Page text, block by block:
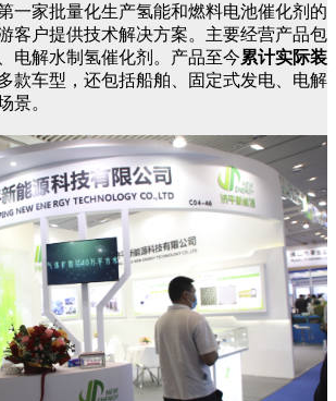
一家批量化生产氢能和燃料电池催化剂的
客户提供技术解决方案。主要经营产品包
电解水制氢催化剂。产品至今累计实际装
款车型，还包括船舶、固定式发电、电解
景。